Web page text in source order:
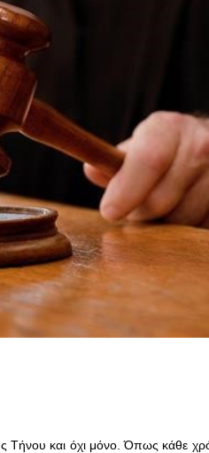
Τήνου και όχι μόνο. Όπως κάθε